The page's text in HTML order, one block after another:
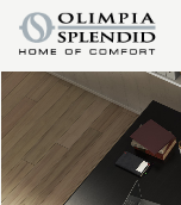
ΕΛΛΗΝΙΚΆ
HOME